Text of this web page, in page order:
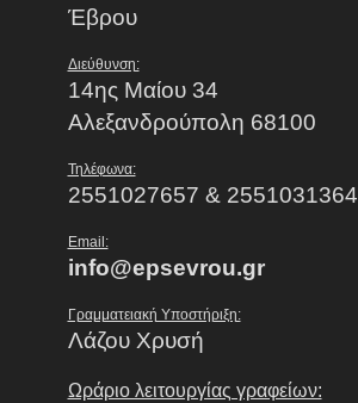
Έβρου
Διεύθυνση:
14ης Μαίου 34
Αλεξανδρούπολη 68100
Τηλέφωνα:
2551027657 & 2551031364
Email:
info@epsevrou.gr
Γραμματειακή Υποστήριξη:
Λάζου Χρυσή
Ωράριο λειτουργίας γραφείων: